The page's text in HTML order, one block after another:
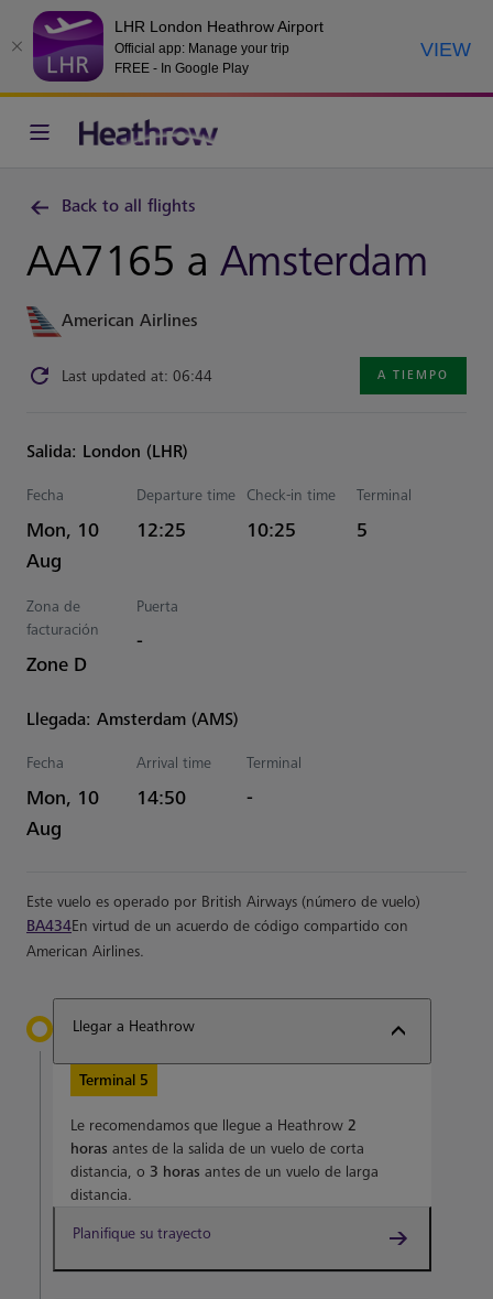
LHR London Heathrow Airport
Official app: Manage your trip
FREE - In Google Play
VIEW
Back to all flights
AA7165 a Amsterdam
American Airlines
Last updated at: 06:44 A TIEMPO
Salida: London (LHR)
Fecha
Mon, 10
Aug
Departure time
Estimated Hora
12:25
Check-in time
10:25
Terminal
5
Zona de
facturación
Zone D
Puerta
-
Llegada: Amsterdam (AMS)
Fecha
Mon, 10
Aug
Arrival time
Estimated Hora
14:50
Terminal
-
Este vuelo es operado por British Airways (número de vuelo)
BA434En virtud de un acuerdo de código compartido con
American Airlines.
Llegar a Heathrow
Terminal 5
Le recomendamos que llegue a Heathrow 2
horas antes de la salida de un vuelo de corta
distancia, o 3 horas antes de un vuelo de larga
distancia.
Planifique su trayecto